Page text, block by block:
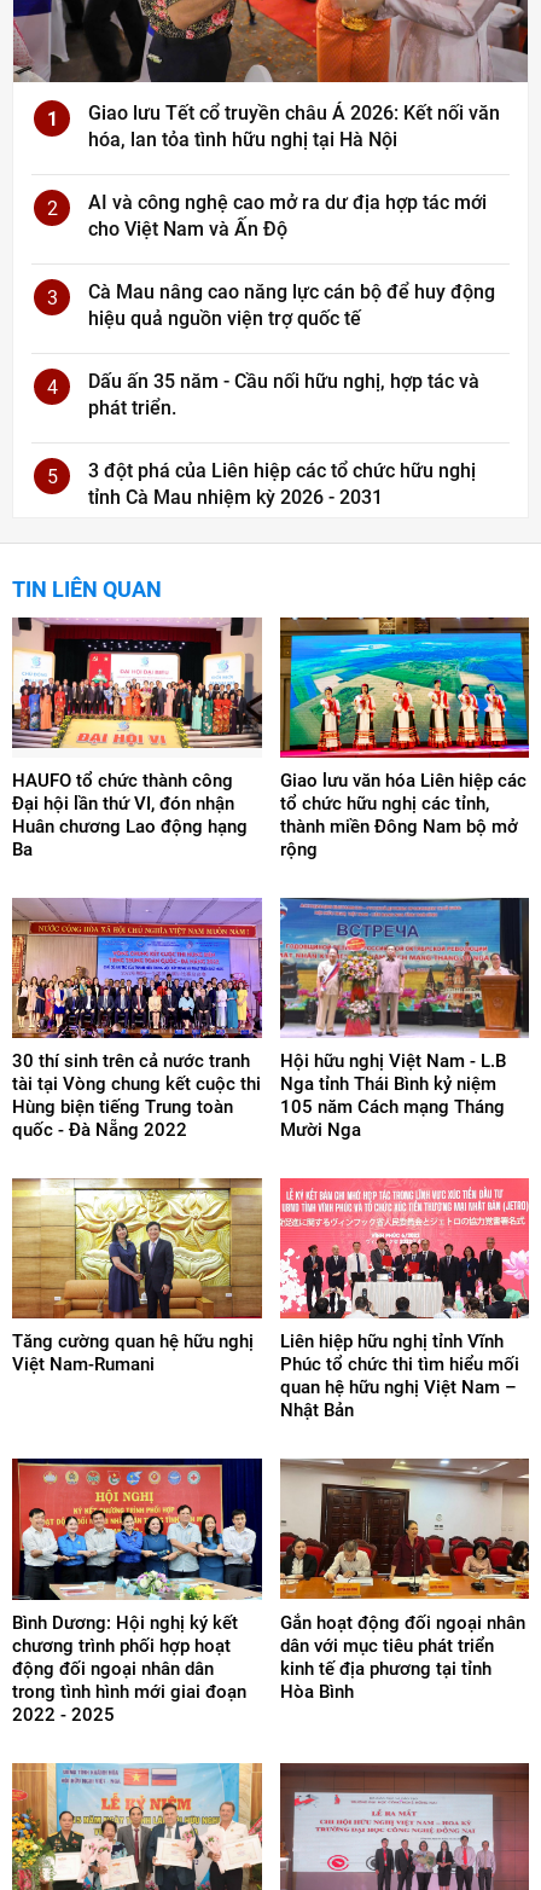
1
Giao lưu Tết cổ truyền châu Á 2026: Kết nối văn
hóa, lan tỏa tình hữu nghị tại Hà Nội
2
AI và công nghệ cao mở ra dư địa hợp tác mới
cho Việt Nam và Ấn Độ
3
Cà Mau nâng cao năng lực cán bộ để huy động
hiệu quả nguồn viện trợ quốc tế
4
Dấu ấn 35 năm - Cầu nối hữu nghị, hợp tác và
phát triển.
5
3 đột phá của Liên hiệp các tổ chức hữu nghị
tỉnh Cà Mau nhiệm kỳ 2026 - 2031
TIN LIÊN QUAN
HAUFO tổ chức thành công
Đại hội lần thứ VI, đón nhận
Huân chương Lao động hạng
Ba
Giao lưu văn hóa Liên hiệp các
tổ chức hữu nghị các tỉnh,
thành miền Đông Nam bộ mở
rộng
30 thí sinh trên cả nước tranh
tài tại Vòng chung kết cuộc thi
Hùng biện tiếng Trung toàn
quốc - Đà Nẵng 2022
Hội hữu nghị Việt Nam - L.B
Nga tỉnh Thái Bình kỷ niệm
105 năm Cách mạng Tháng
Mười Nga
Tăng cường quan hệ hữu nghị
Việt Nam-Rumani
Liên hiệp hữu nghị tỉnh Vĩnh
Phúc tổ chức thi tìm hiểu mối
quan hệ hữu nghị Việt Nam –
Nhật Bản
Bình Dương: Hội nghị ký kết
chương trình phối hợp hoạt
động đối ngoại nhân dân
trong tình hình mới giai đoạn
2022 - 2025
Gắn hoạt động đối ngoại nhân
dân với mục tiêu phát triển
kinh tế địa phương tại tỉnh
Hòa Bình